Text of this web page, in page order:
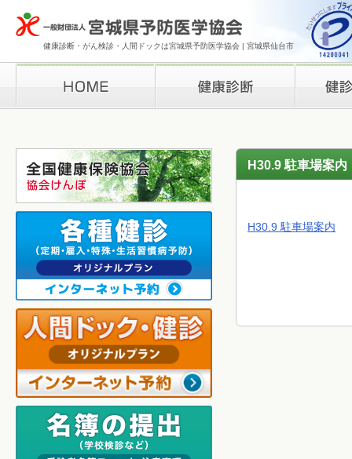
健康診断・がん検診・人間ドックは宮城県予防医学協会 | 宮城県仙台市
H30.9 駐車場案内
H30.9 駐車場案内